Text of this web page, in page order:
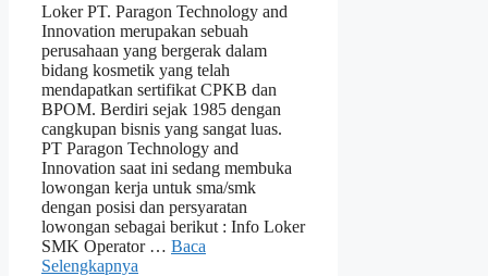
Loker PT. Paragon Technology and
Innovation merupakan sebuah
perusahaan yang bergerak dalam
bidang kosmetik yang telah
mendapatkan sertifikat CPKB dan
BPOM. Berdiri sejak 1985 dengan
cangkupan bisnis yang sangat luas.
PT Paragon Technology and
Innovation saat ini sedang membuka
lowongan kerja untuk sma/smk
dengan posisi dan persyaratan
lowongan sebagai berikut : Info Loker
SMK Operator … Baca
Selengkapnya